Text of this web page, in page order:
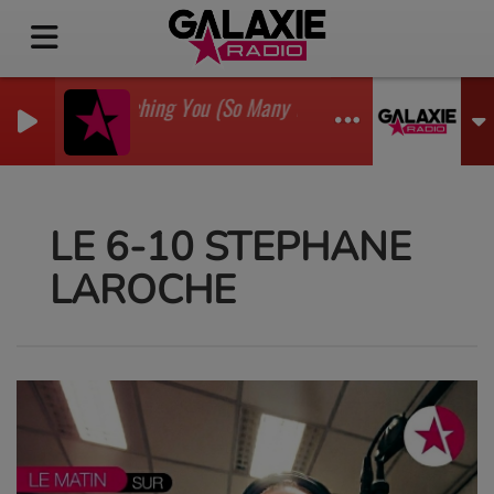
I'm Watching You (So Many Times) (Sean Finn Remix)
GADJO
LE 6-10 STEPHANE
LAROCHE